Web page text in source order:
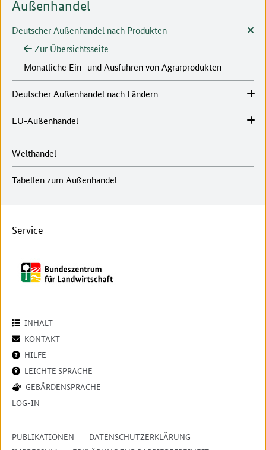
Außenhandel
Deutscher Außenhandel nach Produkten
Zur Übersichtsseite
Monatliche Ein- und Ausfuhren von Agrarprodukten
Deutscher Außenhandel nach Ländern
EU-Außenhandel
Welthandel
Tabellen zum Außenhandel
Service
INHALT
KONTAKT
HILFE
LEICHTE SPRACHE
GEBÄRDENSPRACHE
LOG-IN
PUBLIKATIONEN
DATENSCHUTZERKLÄRUNG